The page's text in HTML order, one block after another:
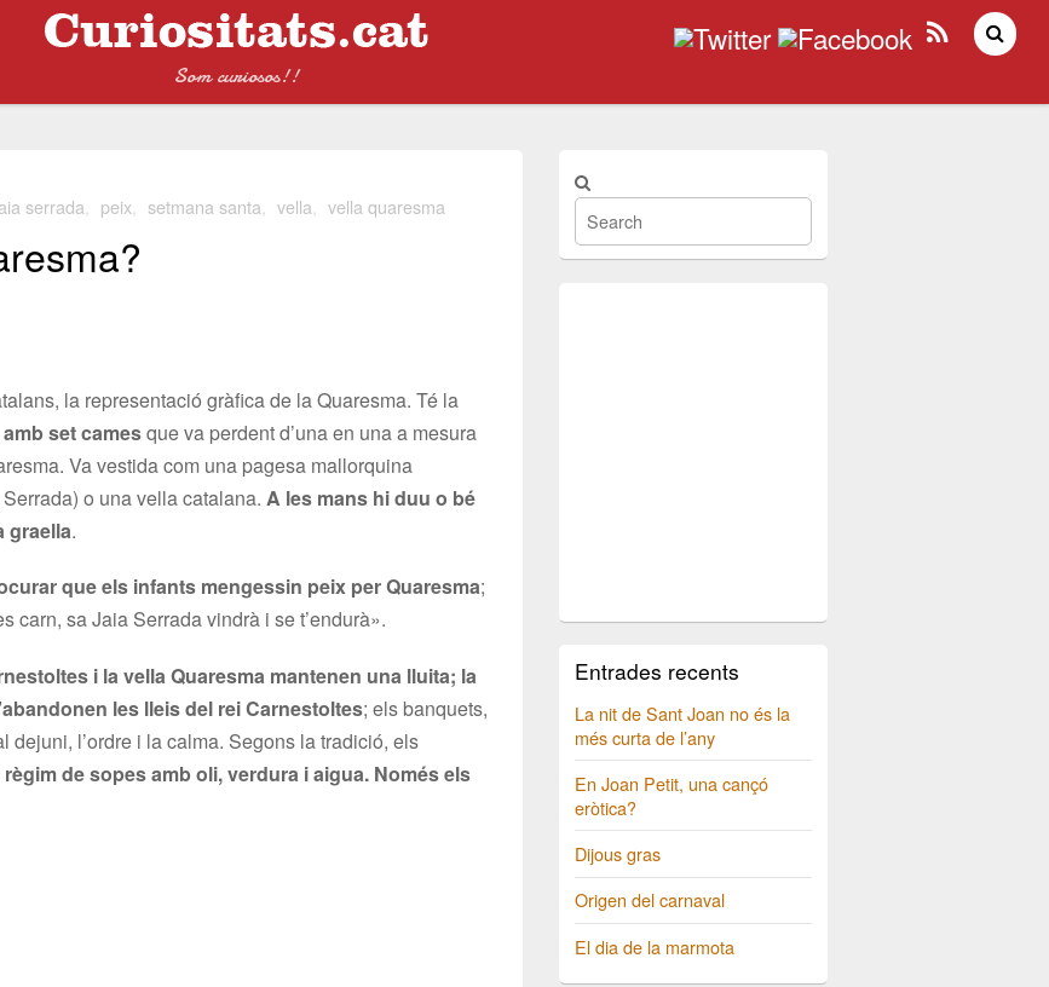
Som curiosos!!
serrada peix setmana santa vella vella quaresma
la representació gràfica de la Quaresma. Té la
set camesque va perdent d’una en una a mesura
Va vestida com una pagesa mallorquina
o una vella catalana. A les mans hi duu o bé
graella.
que els infants mengessin peix per Quaresma;
carn, sa Jaia Serrada vindrà i se t’endurà».
i la vella Quaresma mantenen una lluita; la
les lleis del rei Carnestoltes; els banquets,
dejuni, l’ordre i la calma. Segons la tradició, els
règim de sopes amb oli, verdura i aigua. Només els
Entrades recents
La nit de Sant Joan no és la
més curta de l’any
En Joan Petit, una cançó
eròtica?
Dijous gras
Origen del carnaval
El dia de la marmota